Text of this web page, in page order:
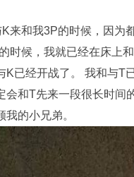
K来和我3P的时候，因为
时候，我就已经在床上
K已经开战了。 我和与T
会和T先来一段很长时间
的小兄弟。